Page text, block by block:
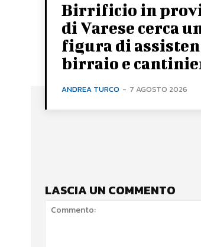
Birrificio in
di Varese cerca
figura di
birraio e
ANDREA TURCO - 7 AGOSTO 2026
LASCIA UN COMMENTO